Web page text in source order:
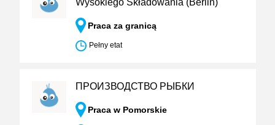
Wysokiego Składowania (Berlin)
Praca za granicą
Pełny etat
ПРОИЗВОДСТВО РЫБКИ
Praca w Pomorskie